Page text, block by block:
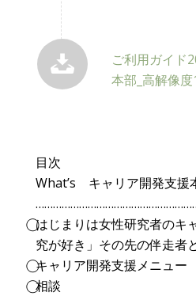
ご利用ガイド
本部_高解像
目次
What’s キャリア開発支援
⃝はじまりは女性研究者の
究が好き」その先の伴走者
⃝キャリア開発支援メニュー
⃝相談